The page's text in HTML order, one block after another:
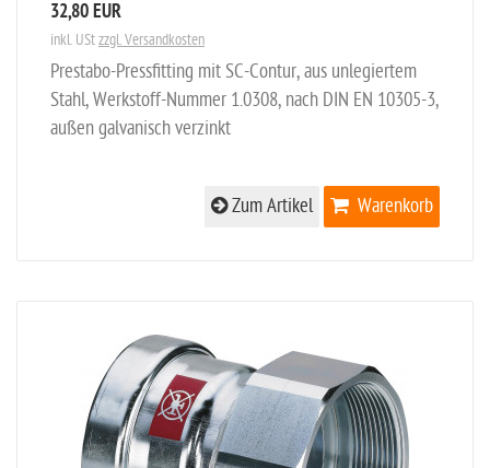
32,80 EUR
inkl. UStzzgl. Versandkosten
Prestabo-Pressfitting mit SC-Contur, aus unlegiertem
Stahl, Werkstoff-Nummer 1.0308, nach DIN EN 10305-3,
außen galvanisch verzinkt
Warenkorb
Zum Artikel